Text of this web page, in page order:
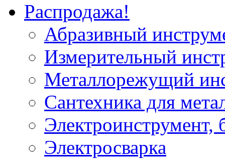
Распродажа!
Абразивный
Измерительный
Металлорежущий
Сантехника для
Электроинструмент,
Электросварка